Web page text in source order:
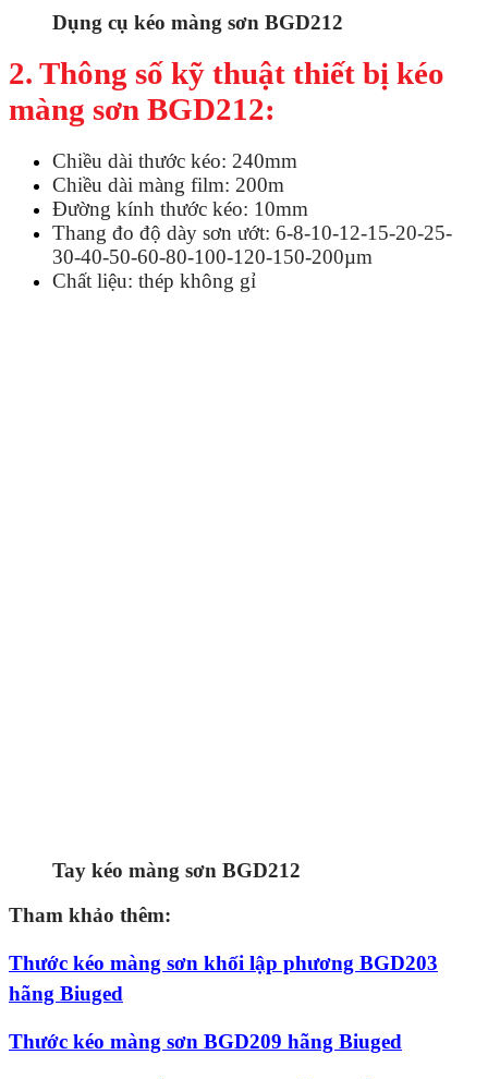
Dụng cụ kéo màng sơn BGD212
2. Thông số kỹ thuật thiết bị kéo
màng sơn BGD212:
Chiều dài thước kéo: 240mm
Chiều dài màng film: 200m
Đường kính thước kéo: 10mm
Thang đo độ dày sơn ướt: 6-8-10-12-15-20-25-
30-40-50-60-80-100-120-150-200µm
Chất liệu: thép không gỉ
Tay kéo màng sơn BGD212
Tham khảo thêm:
Thước kéo màng sơn khối lập phương BGD203
hãng Biuged
Thước kéo màng sơn BGD209 hãng Biuged